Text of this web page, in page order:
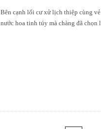
Bên cạnh lối cư xử lịch thiệp cùng
nước hoa tinh túy mà chàng đã